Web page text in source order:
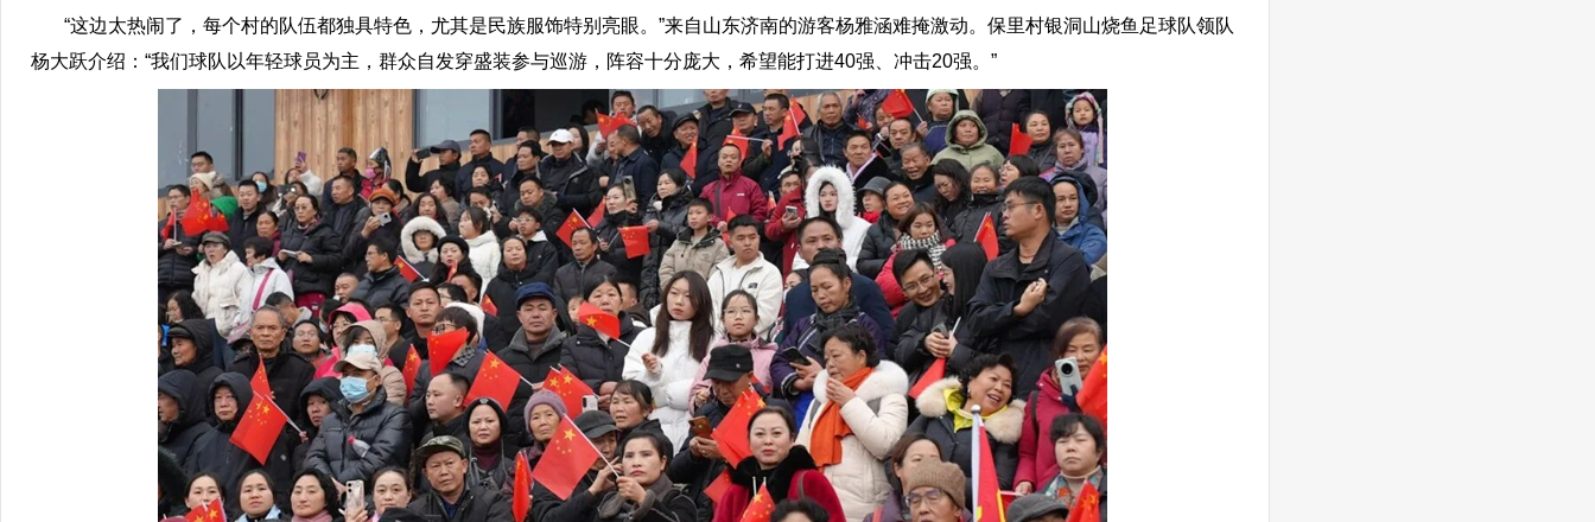
“这边太热闹了，每个村的队伍都独具特色，尤其是民族服饰特别亮眼。”来自山东济南的游客杨雅涵难掩激动。保里村银洞山烧鱼足球队领队
杨大跃介绍：“我们球队以年轻球员为主，群众自发穿盛装参与巡游，阵容十分庞大，希望能打进40强、冲击20强。”